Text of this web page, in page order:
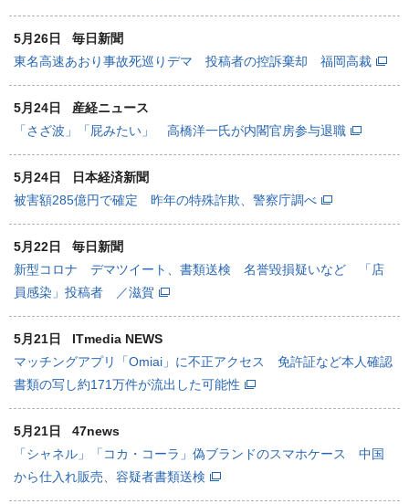
5月26日
毎日新聞
東名高速あおり事故死巡りデマ 投稿者の控訴棄却 福岡高裁
5月24日
産経ニュース
「さざ波」「屁みたい」 高橋洋一氏が内閣官房参与退職
5月24日
日本経済新聞
被害額285億円で確定 昨年の特殊詐欺、警察庁調べ
5月22日
毎日新聞
新型コロナ デマツイート、書類送検 名誉毀損疑いなど 「店
員感染」投稿者 ／滋賀
5月21日
ITmedia NEWS
マッチングアプリ「Omiai」に不正アクセス 免許証など本人確認
書類の写し約171万件が流出した可能性
5月21日
47news
「シャネル」「コカ・コーラ」偽ブランドのスマホケース 中国
から仕入れ販売、容疑者書類送検